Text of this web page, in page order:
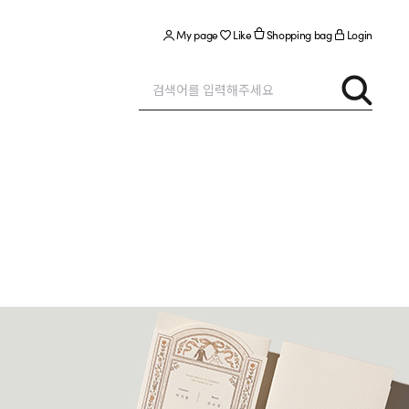
My page Like Shopping bag Login